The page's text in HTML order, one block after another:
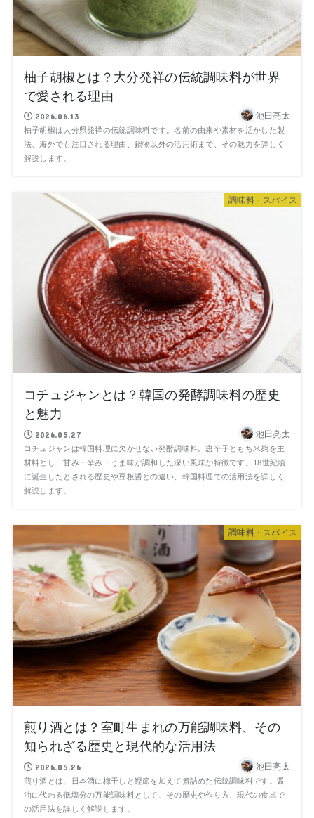
柚子胡椒とは？大分発祥の伝統調味料が世界
で愛される理由
2026.06.13 池田亮太
柚子胡椒は大分県発祥の伝統調味料です。名前の由来や素材を活かした製
法、海外でも注目される理由、鍋物以外の活用術まで、その魅力を詳しく
解説します。
調味料・スパイス
コチュジャンとは？韓国の発酵調味料の歴史
と魅力
2026.05.27 池田亮太
コチュジャンは韓国料理に欠かせない発酵調味料。唐辛子ともち米麹を主
材料とし、甘み・辛み・うま味が調和した深い風味が特徴です。18世紀頃
に誕生したとされる歴史や豆板醤との違い、韓国料理での活用法を詳しく
解説します。
調味料・スパイス
煎り酒とは？室町生まれの万能調味料、その
知られざる歴史と現代的な活用法
2026.05.26 池田亮太
煎り酒とは、日本酒に梅干しと鰹節を加えて煮詰めた伝統調味料です。醤
油に代わる低塩分の万能調味料として、その歴史や作り方、現代の食卓で
の活用法を詳しく解説します。